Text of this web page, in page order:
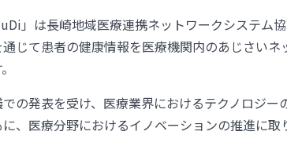
」は長崎地域医療連携ネットワークシステム
じて患者の健康情報を医療機関内のあじさいネ
の発表を受け、医療業界におけるテクノロジー
、医療分野におけるイノベーションの推進に取